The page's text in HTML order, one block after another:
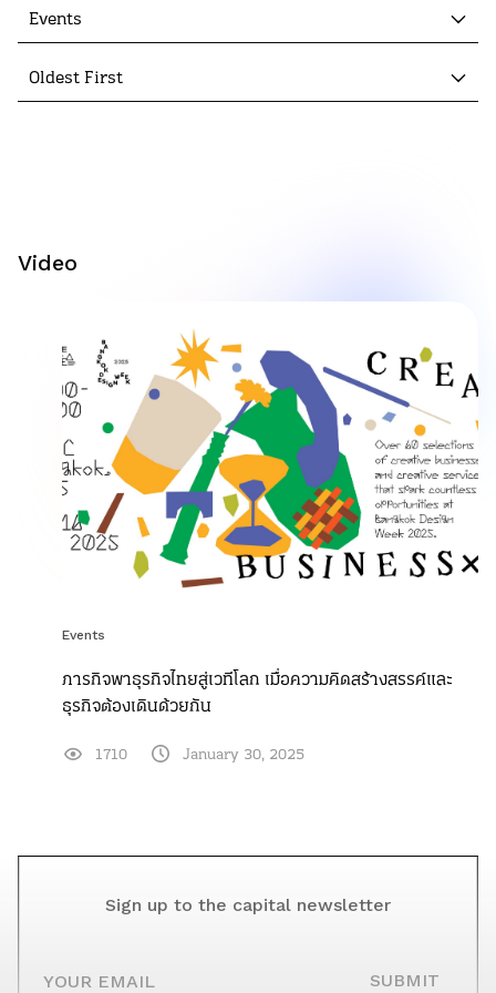
Events
Oldest First
Video
Events
ภารกิจพาธุรกิจไทยสู่เวทีโลก เมื่อความคิดสร้างสรรค์และ
ธุรกิจต้องเดินด้วยกัน
1710 January 30, 2025
Sign up to the capital newsletter
SUBMIT